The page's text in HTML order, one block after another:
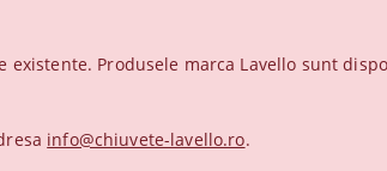
Produsele marca Lavello sunt
info@chiuvete-lavello.ro.